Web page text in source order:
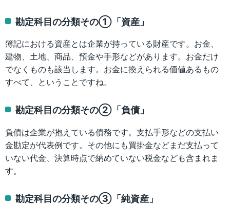
勘定科目の分類その①「資産」
簿記における資産とは企業が持っている財産です。お金、
建物、土地、商品、預金や手形などがあります。お金だけ
でなくものも該当します。お金に換えられる価値あるもの
すべて、ということですね。
勘定科目の分類その②「負債」
負債は企業が抱えている債務です。支払手形などの支払い
金勘定が代表例です。その他にも買掛金などまだ支払って
いない代金、決算時点で納めていない税金なども含まれま
す。
勘定科目の分類その③「純資産」